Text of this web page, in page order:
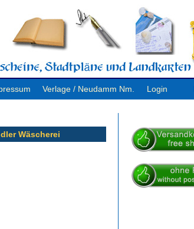
Verlage / Neudamm Nm. Login
Wäscherei